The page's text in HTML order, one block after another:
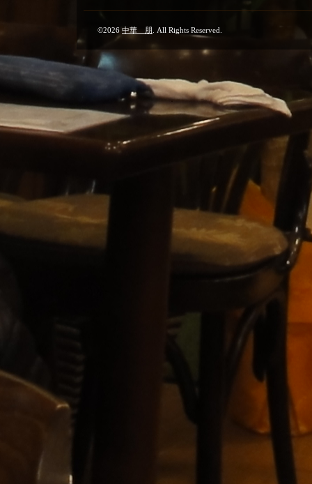
©2026 中華 朋 . All Rights Reserved.